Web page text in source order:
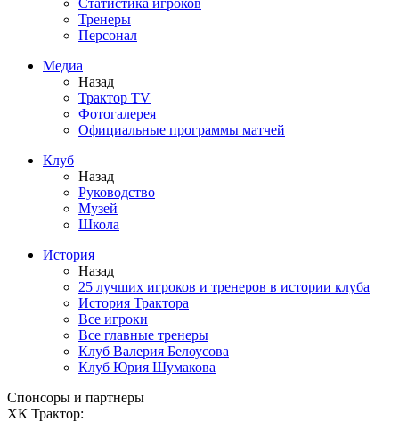
Статистика игроков
Тренеры
Персонал
Медиа
Назад
Трактор TV
Фотогалерея
Официальные программы матчей
Клуб
Назад
Руководство
Музей
Школа
История
Назад
25 лучших игроков и тренеров в истории клуба
История Трактора
Все игроки
Все главные тренеры
Клуб Валерия Белоусова
Клуб Юрия Шумакова
Спонсоры и партнеры
ХК Трактор: